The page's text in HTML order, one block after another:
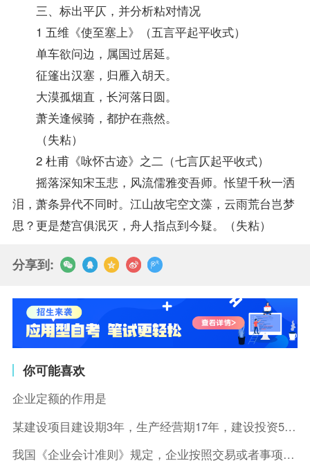
三、标出平仄，并分析粘对情况
1 五维《使至塞上》（五言平起平收式）
单车欲问边，属国过居延。
征篷出汉塞，归雁入胡天。
大漠孤烟直，长河落日圆。
萧关逢候骑，都护在燕然。
（失粘）
2 杜甫《咏怀古迹》之二（七言仄起平收式）
摇落深知宋玉悲，风流儒雅变吾师。怅望千秋一洒
泪，萧条异代不同时。江山故宅空文藻，云雨荒台岂梦
思？更是楚宫俱泯灭，舟人指点到今疑。（失粘）
分享到:
你可能喜欢
企业定额的作用是
某建设项目建设期3年，生产经营期17年，建设投资5500万元
我国《企业会计准则》规定，企业按照交易或者事项的经济特征确定